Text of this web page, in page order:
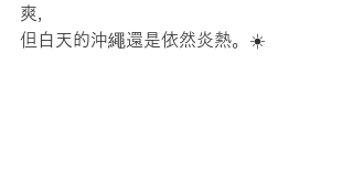
爽，
但白天的沖繩還是依然炎熱。☀️